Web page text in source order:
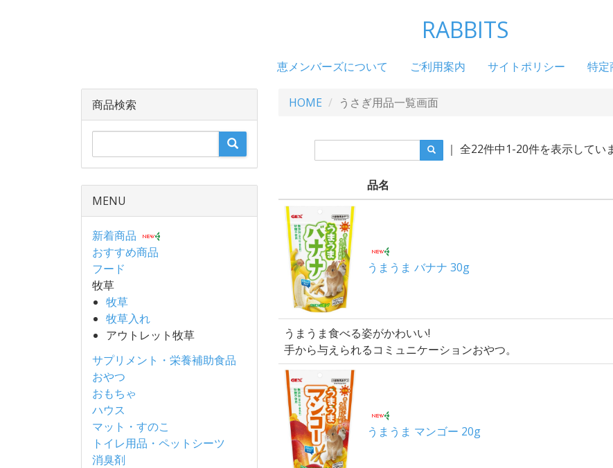
RABBITS
恵メンバーズについて ご利用案内 サイトポリシー 特定
HOME うさぎ用品一覧画面
｜ 全22件中1-20件を表示してい
品名
うまうま バナナ 30g
うまうま食べる姿がかわいい!
手から与えられるコミュニケーションおやつ。
うまうま マンゴー 20g
商品検索
MENU
新着商品
おすすめ商品
フード
牧草
牧草
牧草入れ
アウトレット牧草
サプリメント・栄養補助食品
おやつ
おもちゃ
ハウス
マット・すのこ
トイレ用品・ペットシーツ
消臭剤